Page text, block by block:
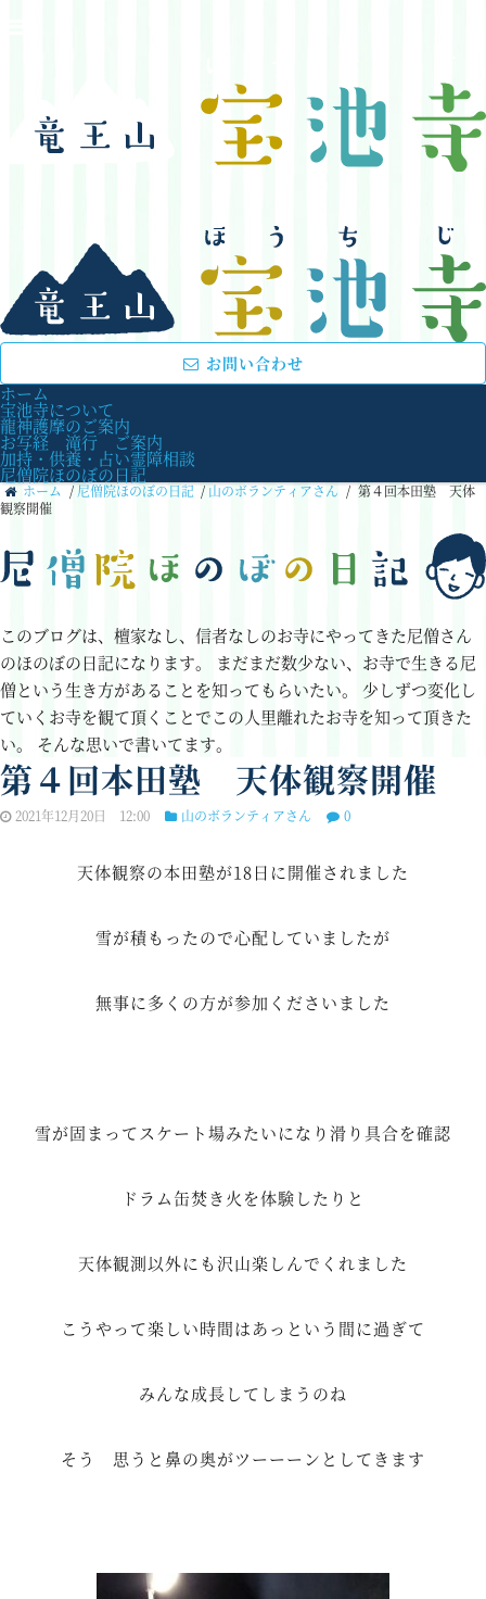
お問い合わせ
ホーム
宝池寺について
龍神護摩のご案内
お写経 滝行 ご案内
加持・供養・占い霊障相談
尼僧院ほのぼの日記
ホーム / 尼僧院ほのぼの日記 / 山のボランティアさん / 第４回本田塾 天体
観察開催
このブログは、檀家なし、信者なしのお寺にやってきた尼僧さん
のほのぼの日記になります。 まだまだ数少ない、お寺で生きる尼
僧という生き方があることを知ってもらいたい。
少しずつ変化し
ていくお寺を観て頂くことでこの人里離れたお寺を知って頂きた
い。 そんな思いで書いてます。
第４回本田塾 天体観察開催
2021年12月20日 12:00 山のボランティアさん 0
天体観察の本田塾が18日に開催されました
雪が積もったので心配していましたが
無事に多くの方が参加くださいました
雪が固まってスケート場みたいになり滑り具合を確認
ドラム缶焚き火を体験したりと
天体観測以外にも沢山楽しんでくれました
こうやって楽しい時間はあっという間に過ぎて
みんな成長してしまうのね
そう 思うと鼻の奥がツーーーンとしてきます